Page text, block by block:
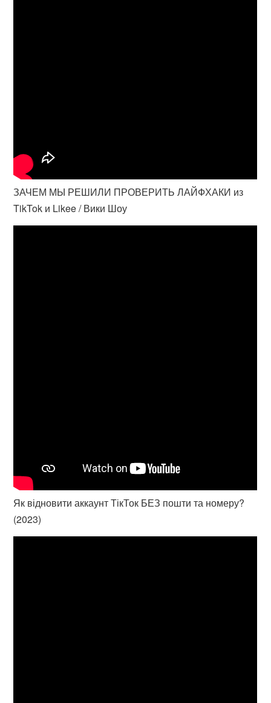
ЗАЧЕМ МЫ РЕШИЛИ ПРОВЕРИТЬ ЛАЙФХАКИ из
TikTok и Likee / Вики Шоу
Як відновити аккаунт ТікТок БЕЗ пошти та номеру?
(2023)